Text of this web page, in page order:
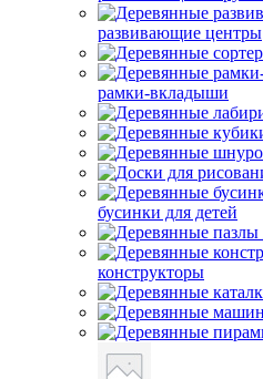
развивающие центры
рамки-вкладыши
бусинки для детей
конструкторы